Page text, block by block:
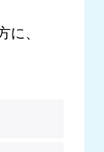
、